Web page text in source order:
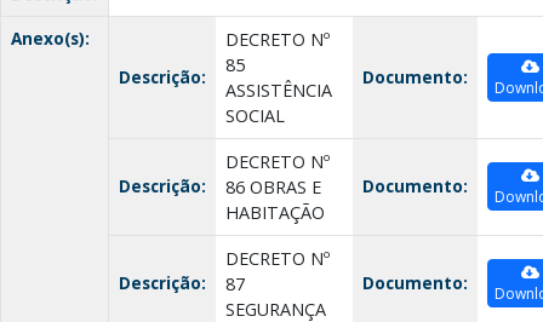
Anexo(s):
Descrição:
DECRETO Nº
85
ASSISTÊNCIA
SOCIAL
Documento:
Descrição:
DECRETO Nº
86 OBRAS E
HABITAÇÃO
Documento:
Descrição:
DECRETO Nº
87
SEGURANÇA
Documento: